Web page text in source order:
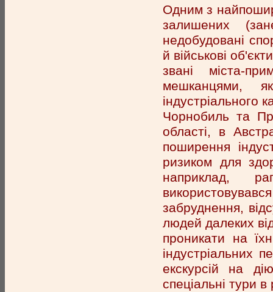
Одним з
залишених
недобудовані
й військові
звані міста-
мешканцями,
індустріального
Чорнобиль та
області, в
поширення
ризиком для
наприклад,
використовувався
забруднення,
людей далеких
проникати на
індустріальних
екскурсій на
спеціальні тури в